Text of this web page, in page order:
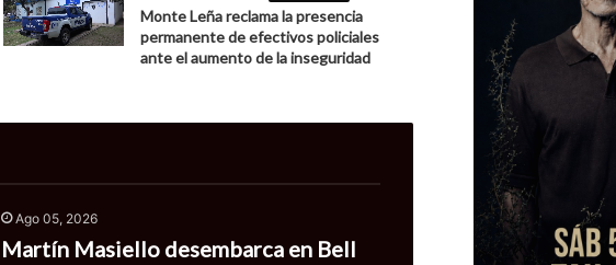
Monte Leña reclama la presencia
permanente de efectivos policiales
ante el aumento de la inseguridad
Ago 05, 2026
Martín Masiello desembarca en Bell